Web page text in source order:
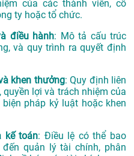
của các thành viên, cổ
ty hoặc tổ chức.
điều hành: Mô tả cấu trúc
và quy trình ra quyết định
khen thưởng: Quy định liên
lợi và trách nhiệm của
pháp kỷ luật hoặc khen
kế toán: Điều lệ có thể bao
quản lý tài chính, phân